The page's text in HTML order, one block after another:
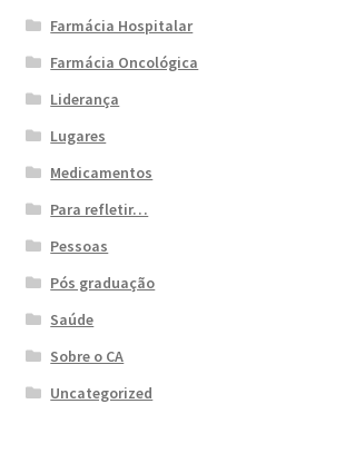
Farmácia Hospitalar
Farmácia Oncológica
Liderança
Lugares
Medicamentos
Para refletir…
Pessoas
Pós graduação
Saúde
Sobre o CA
Uncategorized